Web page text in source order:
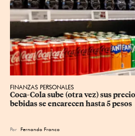
FINANZAS PERSONALES
Coca-Cola sube (otra vez) sus
bebidas se encarecen hasta 5 pesos
Por Fernando Franco